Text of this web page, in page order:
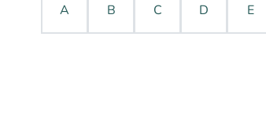
A B C D E